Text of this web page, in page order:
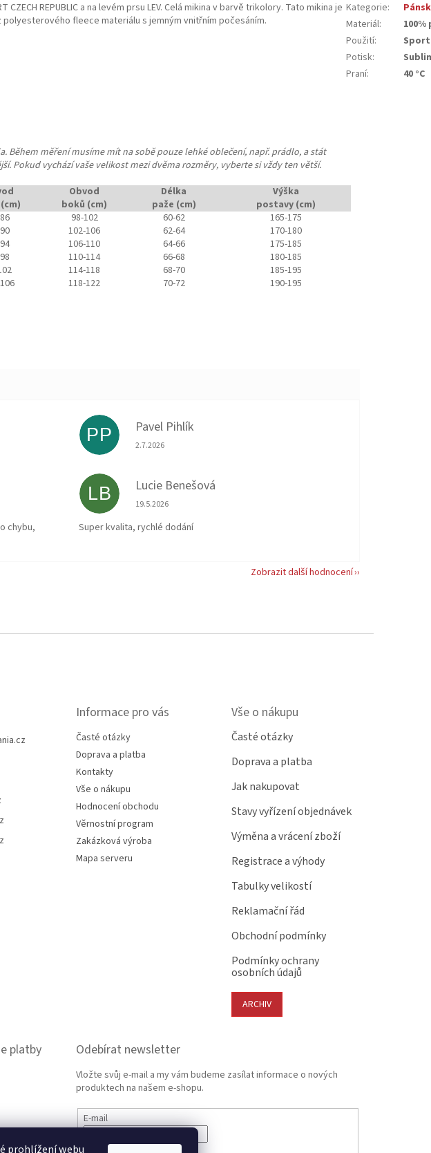
prohlížení webu
CZECH REPUBLIC a na levém prsu LEV. Celá mikina v barvě trikolory. Tato mikina je
fleece materiálu s jemným vnitřním počesáním.
Během měření musíme mít na sobě pouze lehké oblečení, např. prádlo, a stát
Pokud vychází vaše velikost mezi dvěma rozměry, vyberte si vždy ten větší.
Obvod
boků (cm)
Délka
paže (cm)
Výška
postavy (cm)
98-102 60-62
165-175
102-106 62-64
170-180
106-110 64-66
175-185
110-114 66-68
180-185
114-118 68-70
185-195
118-122 70-72 190-195
Kategorie:
Materiál:
Použití:
Potisk:
Praní: 40 °C
PP Pavel Pihlík
Hodnocení obchodu je 5 z 5 hvězdiček.
2.7.2026
chybu,
LB Lucie Benešová
Hodnocení obchodu je 5 z 5 hvězdiček.
19.5.2026
Super kvalita, rychlé dodání
Zobrazit další hodnocení
Informace pro vás
Časté otázky
Doprava a platba
Kontakty
Vše o nákupu
Hodnocení obchodu
Věrnostní program
Zakázková výroba
Mapa serveru
Vše o nákupu
Časté otázky
Doprava a platba
Jak nakupovat
Stavy vyřízení objednávek
Výměna a vrácení zboží
Registrace a výhody
Tabulky velikostí
Reklamační řád
Obchodní podmínky
Podmínky ochrany
osobních údajů
ARCHIV
platby Odebírat newsletter
Vložte svůj e-mail a my vám budeme zasílat informace o nových
produktech na našem e-shopu.
E-mail